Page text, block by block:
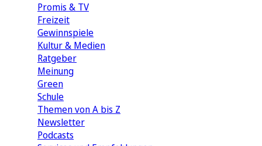
Promis & TV
Freizeit
Gewinnspiele
Kultur & Medien
Ratgeber
Meinung
Green
Schule
Themen von A bis Z
Newsletter
Podcasts